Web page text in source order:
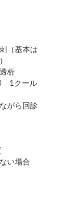
（基本は
析
1クール
がら回診
い場合